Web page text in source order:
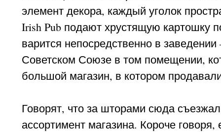
элемент декора, каждый уголок
Irish Pub подают хрустящую картошку
варится непосредственно в
Советском Союзе в том помещении,
большой магазин, в котором
Говорят, что за шторами сюда
ассортимент магазина. Короче